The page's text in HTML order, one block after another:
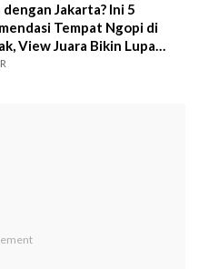
dengan Jakarta? Ini 5
Tempat Ngopi di
View Juara Bikin Lupa
Cicilan